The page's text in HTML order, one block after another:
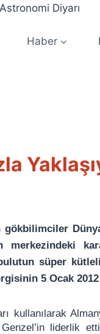
Haber
gökbilimciler
merkezindeki
süper
5 Ocak 2012
kullanılarak
liderlik